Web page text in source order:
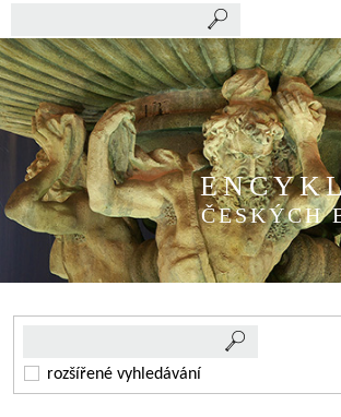
ČESKÝCH
rozšířené vyhledávání